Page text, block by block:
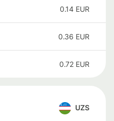
0.14 EUR
0.36 EUR
0.72 EUR
UZS